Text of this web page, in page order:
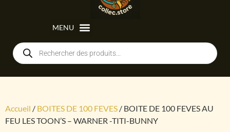
Accueil / BOITES DE 100 FEVES / BOITE DE 100 FEVES AU
FEU LES TOON’S – WARNER -TITI-BUNNY